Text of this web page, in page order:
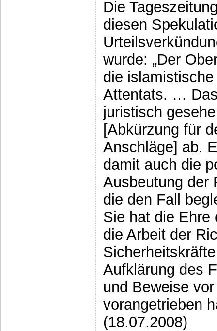
Die
diesen
wurde: „Der
die
Attentats. …
juristisch
[Abkürzung für
Anschläge] ab.
damit auch die
Ausbeutung der
die den Fall
Sie hat die Ehre
die Arbeit der
Aufklärung des
und Beweise
vorangetrieben
(18.07.2008)